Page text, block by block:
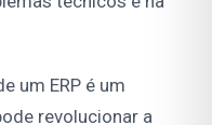
um ERP é um
revolucionar a